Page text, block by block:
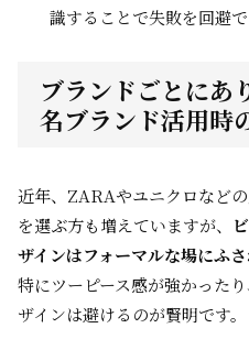
識することで失敗を回避
ブランドごとにあ
名ブランド活用時
近年、ZARAやユニクロなど
を選ぶ方も増えていますが、
ザインはフォーマルな場にふ
特にツーピース感が強かった
ザインは避けるのが賢明です。